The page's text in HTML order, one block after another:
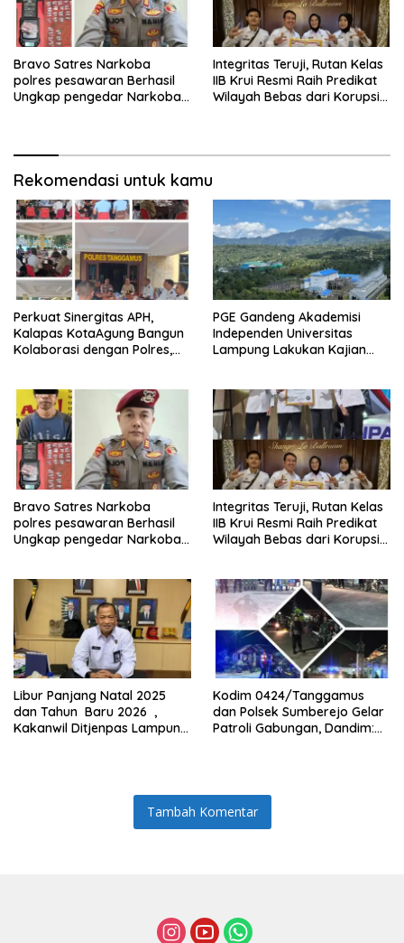
Bravo Satres Narkoba
polres pesawaran Berhasil
Ungkap pengedar Narkoba
Integritas Teruji, Rutan Kelas
IIB Krui Resmi Raih Predikat
Wilayah Bebas dari Korupsi
Rekomendasi untuk kamu
Perkuat Sinergitas APH,
Kalapas KotaAgung Bangun
Kolaborasi dengan Polres,
Lapas
PGE Gandeng Akademisi
Independen Universitas
Lampung Lakukan Kajian
Bravo Satres Narkoba
polres pesawaran Berhasil
Ungkap pengedar Narkoba
Integritas Teruji, Rutan Kelas
IIB Krui Resmi Raih Predikat
Wilayah Bebas dari Korupsi
Libur Panjang Natal 2025
dan Tahun Baru 2026 ,
Kakanwil Ditjenpas Lampung:
Kodim 0424/Tanggamus
dan Polsek Sumberejo Gelar
Patroli Gabungan, Dandim:
Tambah Komentar